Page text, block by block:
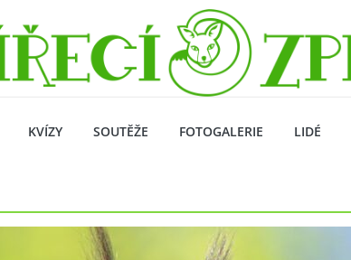
KVÍZY SOUTĚŽE FOTOGALERIE LIDÉ